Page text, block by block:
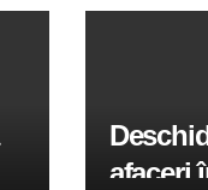
afaceri